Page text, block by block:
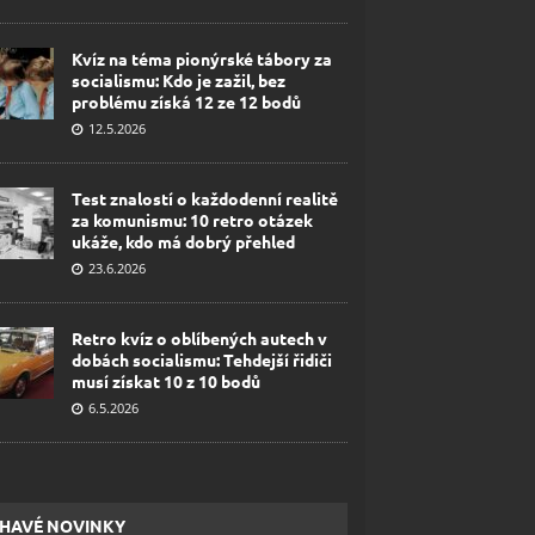
Kvíz na téma pionýrské tábory za
socialismu: Kdo je zažil, bez
problému získá 12 ze 12 bodů
12.5.2026
Test znalostí o každodenní realitě
za komunismu: 10 retro otázek
ukáže, kdo má dobrý přehled
23.6.2026
Retro kvíz o oblíbených autech v
dobách socialismu: Tehdejší řidiči
musí získat 10 z 10 bodů
6.5.2026
NOVINKY